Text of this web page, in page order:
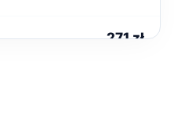
271 zł